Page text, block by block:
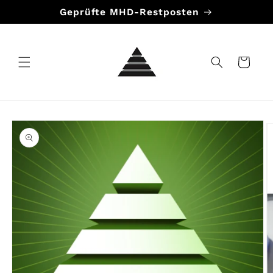
Inhalt
Geprüfte MHD-Restposten
Warenkorb